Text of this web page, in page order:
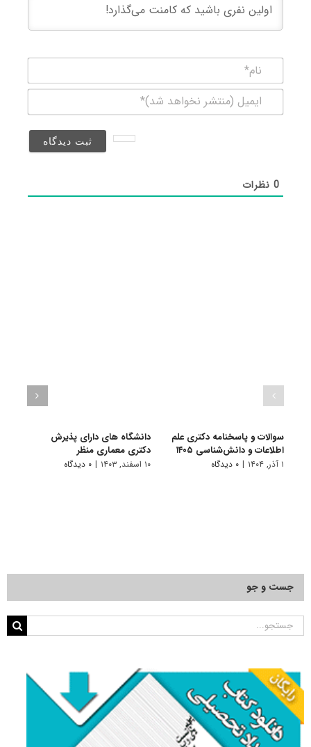
(منتشر
0نظرات
سوالات و پاسخنامه دکتری علم
اطلاعات و دانش‌شناسی ۱۴۰۵
۱ آذر, ۱۴۰۴ | ۰ دیدگاه
دانشگاه های دارای پذیرش
دکتری ﻣﻌﻤﺎری منظر
۱۰ اسفند, ۱۴۰۳ | ۰ دیدگاه
جست و جو
جستجو